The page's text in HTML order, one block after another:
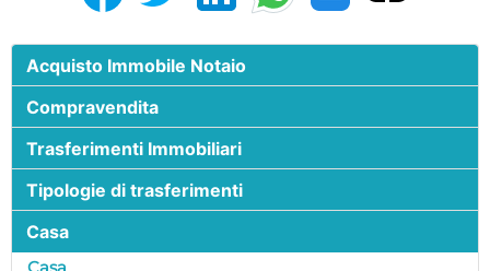
Acquisto Immobile Notaio
Compravendita
Trasferimenti Immobiliari
Tipologie di trasferimenti
Casa